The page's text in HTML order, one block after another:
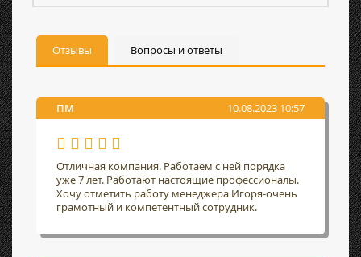
Отзывы Вопросы и ответы
ПМ 10.08.2023 10:57
Отличная компания. Работаем с ней порядка
уже 7 лет. Работают настоящие профессионалы.
Хочу отметить работу менеджера Игоря-очень
грамотный и компетентный сотрудник.